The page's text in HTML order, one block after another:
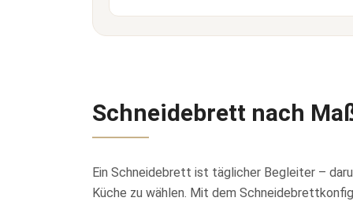
Schneidebrett nach
Ein Schneidebrett ist täglicher Begleiter –
Küche zu wählen. Mit dem